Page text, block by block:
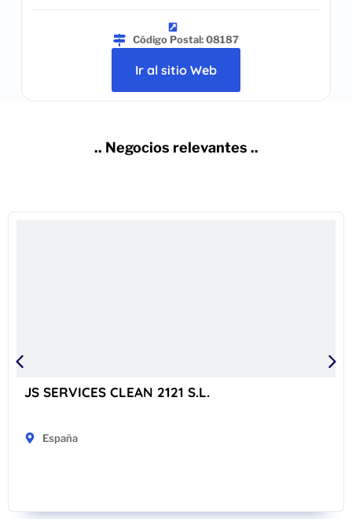
Código Postal: 08187
Ir al sitio Web
.. Negocios relevantes ..
JS SERVICES CLEAN 2121 S.L.
España